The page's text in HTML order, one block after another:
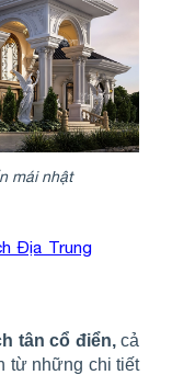
mái nhật
Địa Trung
tân cổ điển,cả
từ những chi tiết